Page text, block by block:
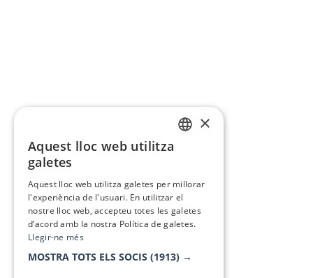
×
Aquest lloc web utilitza
galetes
Aquest lloc web utilitza galetes per millorar
l'experiència de l'usuari. En utilitzar el
nostre lloc web, accepteu totes les galetes
d’acord amb la nostra Política de galetes.
Llegir-ne més
MOSTRA TOTS ELS SOCIS (1913) →